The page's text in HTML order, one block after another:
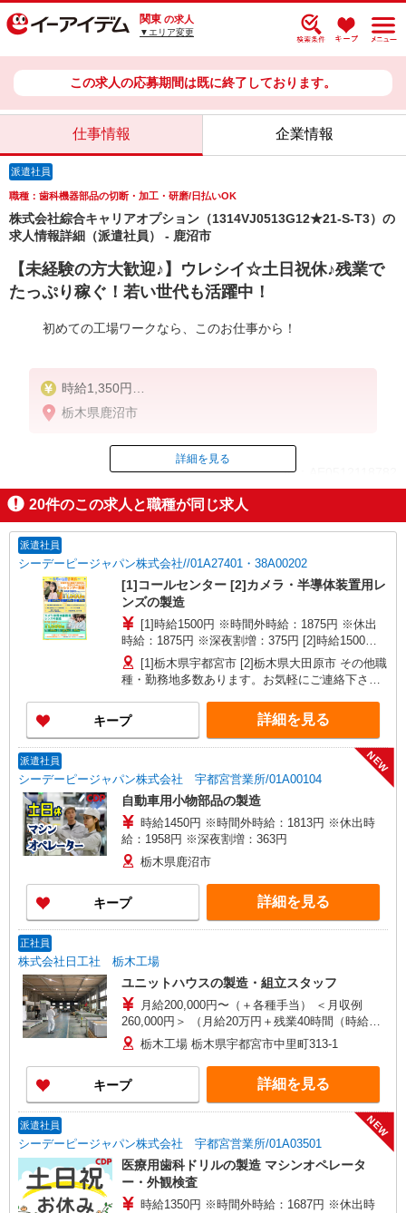
関東 の求人
▼エリア変更
この求人の応募期間は既に終了しております。
仕事情報 企業情報
派遣社員
職種：歯科機器部品の切断・加工・研磨/日払いOK
株式会社綜合キャリアオプション（1314VJ0513G12★21-S-T3）の
求人情報詳細（派遣社員） - 鹿沼市
【未経験の方大歓迎♪】ウレシイ☆土日祝休♪残業で
たっぷり稼ぐ！若い世代も活躍中！
初めての工場ワークなら、このお仕事から！
時給1,350円
交通費：既定支給
栃木県鹿沼市
ID：AE0512118782
掲載期間終了
詳細を見る
20件のこの求人と職種が同じ求人
派遣社員
シーデーピージャパン株式会社//01A27401・38A00202
[1]コールセンター [2]カメラ・半導体装置用レ
ンズの製造
[1]時給1500円 ※時間外時給：1875円 ※休出
時給：1875円 ※深夜割増：375円 [2]時給1500円
※時間外時給：1875円 ※休出時給：1875円 ※深
夜割増：375円
[1]栃木県宇都宮市 [2]栃木県大田原市 その他職
種・勤務地多数あります。お気軽にご連絡下さい
市、栃木市、那須塩原市、矢板市、さくら市 【茨
城県】ひたちなか市、下妻市、結城市、古河市、
取手市、筑西市、北茨城市 【群馬県】伊勢崎市、
桐生市、前橋市、太田市、大泉町、邑楽町 【埼玉
県】さいたま市中央区、桶川市、加須市、狭山
市、鴻巣市、上尾市、寄居町、美里町 【東京都】
八王子市、日野市、羽村市 【神奈川県】横浜市
（金沢区・戸塚区・神奈川区・鶴見区・都筑
区）、綾瀬市、大和市、藤沢市、平塚市 【福島
県】いわき市、郡山市 【宮城県】仙台市（若林
大和町 【岩手県】北上市 【静岡県】浜松市南区、
磐田市 【兵庫県】姫路市 【愛知県】東海市、豊橋
市、豊田市、岡崎市、小牧市 【岐阜県】安八町
市小倉南区、宮若市、田川市、豊前市、苅田町
キープ 詳細を見る
派遣社員
シーデーピージャパン株式会社 宇都宮営業所/01A00104
NEW
自動車用小物部品の製造
時給1450円 ※時間外時給：1813円 ※休出時
給：1958円 ※深夜割増：363円
栃木県鹿沼市
キープ 詳細を見る
正社員
株式会社日工社 栃木工場
ユニットハウスの製造・組立スタッフ
月給200,000円〜（＋各種手当） ＜月収例
260,000円＞ （月給20万円＋残業40時間（時給
1,500円×40時間））
栃木工場 栃木県宇都宮市中里町313-1
キープ 詳細を見る
派遣社員
シーデーピージャパン株式会社 宇都宮営業所/01A03501
NEW
医療用歯科ドリルの製造 マシンオペレータ
ー・外観検査
時給1350円 ※時間外時給：1687円 ※休出時